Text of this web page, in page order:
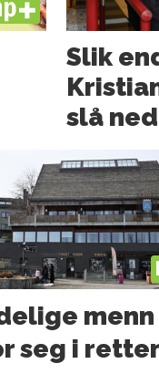
Slik
slå
menn
seg i